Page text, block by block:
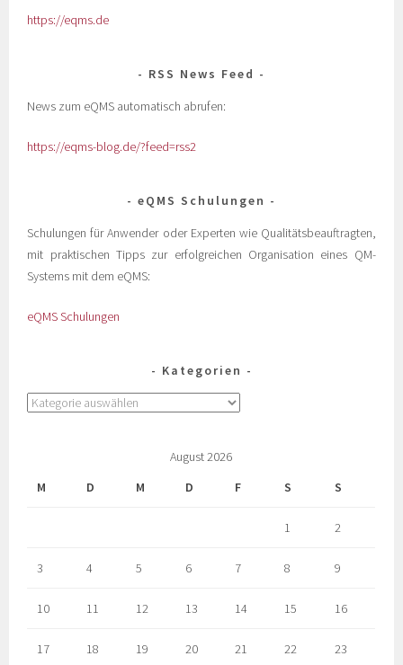
https://eqms.de
RSS News Feed
News zum eQMS automatisch abrufen:
https://eqms-blog.de/?feed=rss2
eQMS Schulungen
Schulungen für Anwender oder Experten wie Qualitätsbeauftragten,
mit praktischen Tipps zur erfolgreichen Organisation eines QM-
Systems mit dem eQMS:
eQMS Schulungen
Kategorien
August 2026
M
D M D F S S
1 2
3 4 5 6 7 8 9
10 11 12 13 14 15 16
17 18 19 20 21 22 23